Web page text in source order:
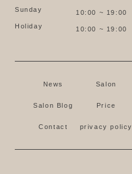
Sunday
10:00 ~ 19:00
Holiday
10:00 ~ 19:00
News Salon
Salon Blog Price
Contact privacy policy